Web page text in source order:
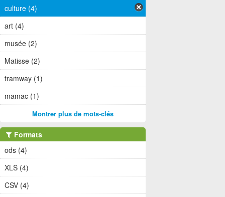
culture (4)
art (4)
musée (2)
Matisse (2)
tramway (1)
mamac (1)
Montrer plus de mots-clés
Formats
ods (4)
XLS (4)
CSV (4)